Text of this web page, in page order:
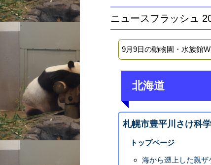
ニュースフラッシュ
9月9日の動物園・水族館
北海道
札幌市豊平川さけ科
トップページ
海から遡上した親ザ